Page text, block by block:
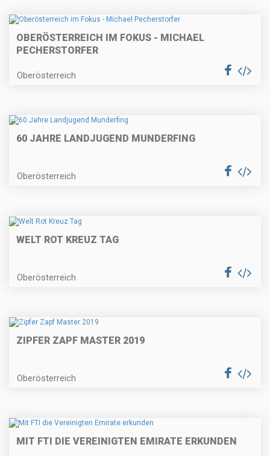
OBERÖSTERREICH IM FOKUS - MICHAEL
PECHERSTORFER
Oberösterreich
60 JAHRE LANDJUGEND MUNDERFING
Oberösterreich
WELT ROT KREUZ TAG
Oberösterreich
ZIPFER ZAPF MASTER 2019
Oberösterreich
MIT FTI DIE VEREINIGTEN EMIRATE ERKUNDEN